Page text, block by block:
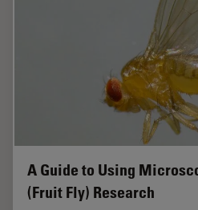
A Guide to Using
(Fruit Fly) Research